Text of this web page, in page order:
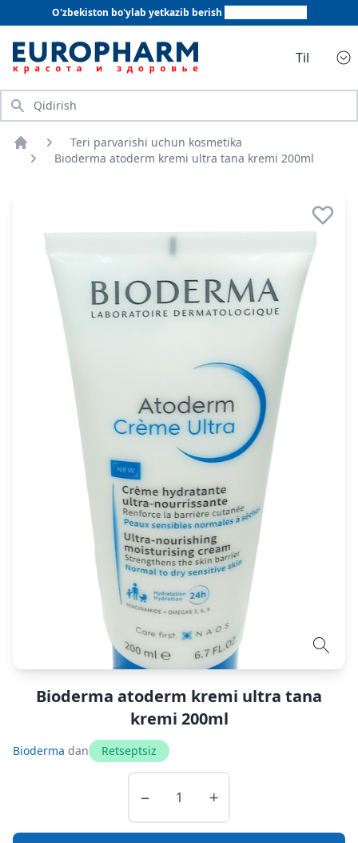
O'zbekiston bo'ylab yetkazib berish
Til
Qidirish
Bosh sahifa
Teri parvarishi uchun kosmetika
Bioderma atoderm kremi ultra tana kremi 200ml
Bioderma atoderm kremi ultra tana
kremi 200ml
Bioderma dan Retseptsiz
− +